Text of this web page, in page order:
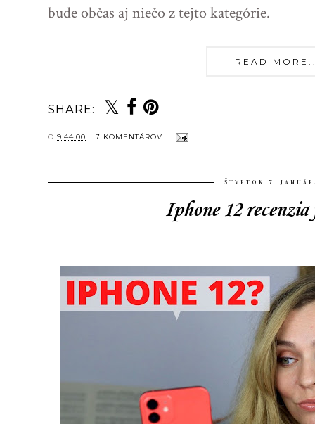
bude občas aj niečo z tejto kategórie.
READ
SHARE:
O 9:44:00 7 KOMENTÁROV
ŠTVRTOK 7.
Iphone 12